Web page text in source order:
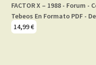
FACTOR X – 1988 - Forum -
Tebeos En Formato PDF -
14,99€